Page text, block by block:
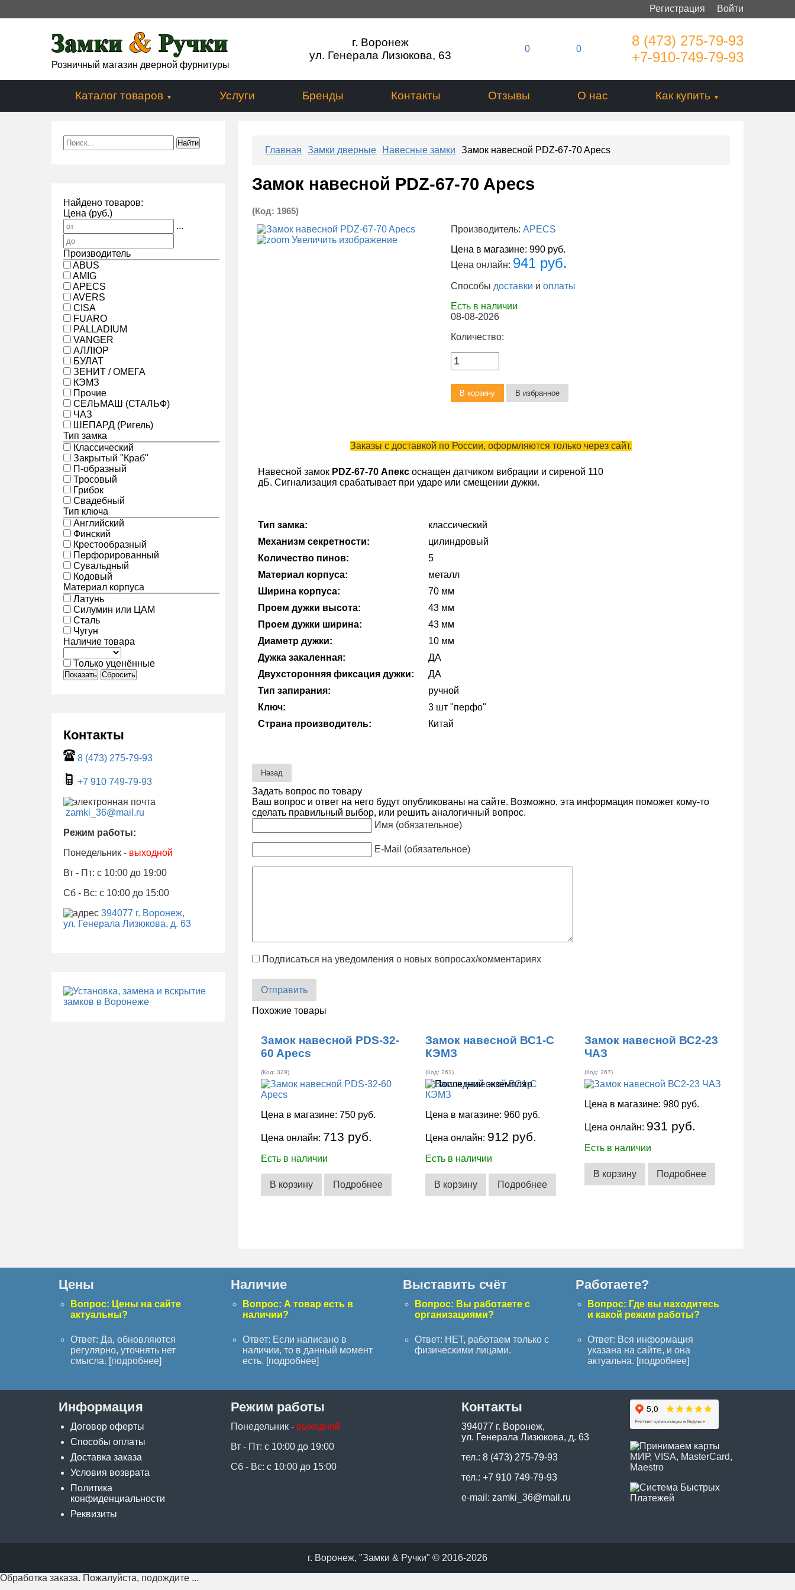
Войти
Регистрация
Розничный магазин дверной фурнитуры
г. Воронеж
ул. Генерала Лизюкова, 63
0 0
8 (473) 275-79-93
+7-910-749-79-93
Каталог товаров Услуги Бренды Контакты Отзывы О нас Как купить
Найдено товаров:
Цена (руб.)
...
Производитель
ABUS
AMIG
APECS
AVERS
CISA
FUARO
PALLADIUM
VANGER
АЛЛЮР
БУЛАТ
ЗЕНИТ / ОМЕГА
КЭМЗ
Прочие
СЕЛЬМАШ (СТАЛЬФ)
ЧАЗ
ШЕПАРД (Ригель)
Тип замка
Классический
Закрытый "Краб"
П-образный
Тросовый
Грибок
Свадебный
Тип ключа
Английский
Финский
Крестообразный
Перфорированный
Сувальдный
Кодовый
Материал корпуса
Латунь
Силумин или ЦАМ
Сталь
Чугун
Наличие товара
Только уценённые
Показать Сбросить
Контакты
8 (473) 275-79-93
+7 910 749-79-93
zamki_36@mail.ru
Режим работы:
Понедельник - выходной
Вт - Пт: с 10:00 до 19:00
Сб - Вс: с 10:00 до 15:00
394077 г. Воронеж,
ул. Генерала Лизюкова, д. 63
Главная Замки дверные Навесные замки Замок навесной PDZ-67-70 Apecs
Замок навесной PDZ-67-70 Apecs
(Код: 1965)
Увеличить изображение
Производитель:APECS
Цена в магазине:990 руб.
Цена онлайн: 941 руб.
Способы доставки иоплаты
Есть в наличии
08-08-2026
Количество:
Заказы с доставкой по России, оформляются только через сайт.
Навесной замок PDZ-67-70 Апекс оснащен датчиком вибрации и сиреной 110
дБ. Сигнализация срабатывает при ударе или смещении дужки.
Тип замка:
классический
Механизм секретности:
цилиндровый
Количество пинов:
5
Материал корпуса:
металл
Ширина корпуса:
70 мм
Проем дужки высота:
43 мм
Проем дужки ширина:
43 мм
Диаметр дужки:
10 мм
Дужка закаленная:
ДА
Двухсторонняя фиксация дужки:
ДА
Тип запирания:
ручной
Ключ:
3 шт "перфо"
Страна производитель:
Китай
Задать вопрос по товару
Ваш вопрос и ответ на него будут опубликованы на сайте. Возможно, эта информация поможет кому-то
сделать правильный выбор, или решить аналогичный вопрос.
Имя (обязательное)
E-Mail (обязательное)
Подписаться на уведомления о новых вопросах/комментариях
Отправить
Похожие товары
Замок навесной PDS-32-
60 Apecs
(Код: 329)
Цена в магазине: 750 руб.
Цена онлайн: 713 руб.
Есть в наличии
В корзину Подробнее
Замок навесной ВС1-С
КЭМЗ
(Код:261)
Цена в магазине:960 руб.
Цена онлайн: 912 руб.
Есть в наличии
В корзину Подробнее
Замок навесной ВС2-23
ЧАЗ
(Код:267)
Цена в магазине:980 руб.
Цена онлайн: 931 руб.
Есть в наличии
В корзину Подробнее
Цены
Вопрос: Цены на сайте
актуальны?
Ответ: Да, обновляются
регулярно, уточнять нет
смысла. [подробнее]
Наличие
Вопрос: А товар есть в
наличии?
Ответ: Если написано в
наличии, то в данный момент
есть. [подробнее]
Выставить счёт
Вопрос: Вы работаете с
организациями?
Ответ: НЕТ, работаем только с
физическими лицами.
Работаете?
Вопрос: Где вы находитесь
и какой режим работы?
Ответ: Вся информация
указана на сайте, и она
актуальна. [подробнее]
Информация
Договор оферты
Способы оплаты
Доставка заказа
Условия возврата
Политика
конфиденциальности
Реквизиты
Режим работы
Понедельник - выходной
Вт - Пт: с 10:00 до 19:00
Сб - Вс: с 10:00 до 15:00
Контакты
394077 г. Воронеж,
ул. Генерала Лизюкова, д. 63
тел.: 8 (473) 275-79-93
тел.: +7 910 749-79-93
e-mail: zamki_36@mail.ru
г. Воронеж, "Замки & Ручки" © 2016-2026
Обработка заказа. Пожалуйста, подождите ...